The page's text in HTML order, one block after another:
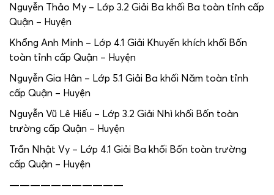
Nguyễn Thảo My – Lớp 3.2 Giải Ba khối Ba toàn tỉnh cấp
Quận – Huyện
Khổng Anh Minh – Lớp 4.1 Giải Khuyến khích khối Bốn
toàn tỉnh cấp Quận – Huyện
Nguyễn Gia Hân – Lớp 5.1 Giải Ba khối Năm toàn tỉnh
cấp Quận – Huyện
Nguyễn Vũ Lê Hiếu – Lớp 3.2 Giải Nhì khối Bốn toàn
trường cấp Quận – Huyện
Trần Nhật Vy – Lớp 4.1 Giải Ba khối Bốn toàn trường
cấp Quận – Huyện
———————————